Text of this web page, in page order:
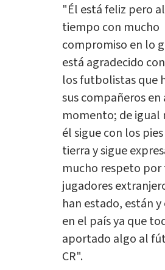
"Él está feliz pero
tiempo con mucho
compromiso en lo
está agradecido
los futbolistas que
sus compañeros en
momento; de igual
él sigue con los
tierra y sigue
mucho respeto por
jugadores
han estado, están
en el país ya que
aportado algo al
CR".